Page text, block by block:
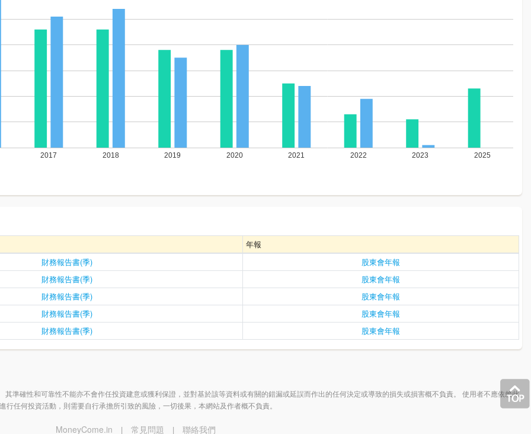
年報
財務報告書(季)
股東會年報
財務報告書(季)
股東會年報
財務報告書(季)
股東會年報
財務報告書(季)
股東會年報
財務報告書(季)
股東會年報
準確性和可靠性不能亦不會作任投資建意或獲利保證，並對基於該等資料或有關的錯漏或延誤而作出的任何決定或導致的損失或損害概不負責。 使用者不應依賴此
任何投資活動，則需要自行承擔所引致的風險，一切後果，本網站及作者概不負責。
MoneyCome.in | 常見問題 | 聯絡我們